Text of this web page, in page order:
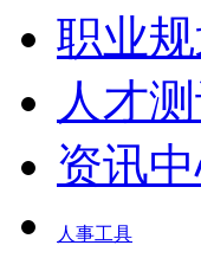
职业规
人才
资讯
人事工具